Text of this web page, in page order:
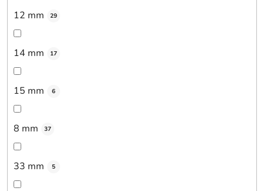
12 mm 29
14 mm 17
15 mm 6
8 mm 37
33 mm 5